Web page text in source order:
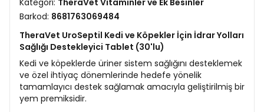
Kategori: TheraVet Vitaminler ve Ek Besinler
Barkod: 8681763069484
TheraVet UroSeptil Kedi ve Köpekler İçin İdrar Yolları
Sağlığı Destekleyici Tablet (30'lu)
Kedi ve köpeklerde üriner sistem sağlığını desteklemek
ve özel ihtiyaç dönemlerinde hedefe yönelik
tamamlayıcı destek sağlamak amacıyla geliştirilmiş bir
yem premiksidir.